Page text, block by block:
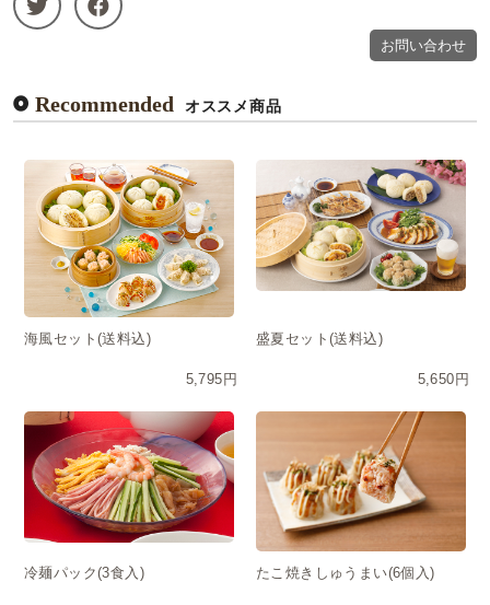
お問い合わせ
Recommended オススメ商品
海風セット(送料込)
5,795円
盛夏セット(送料込)
5,650円
冷麺パック(3食入) たこ焼きしゅうまい(6個入)